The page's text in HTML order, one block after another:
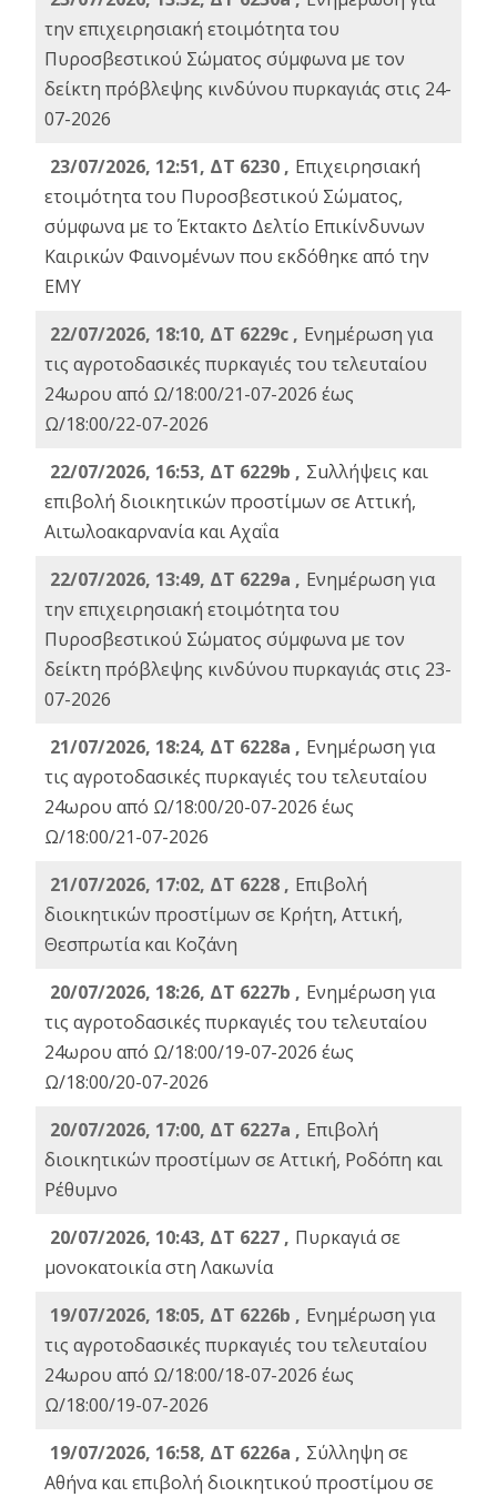
την επιχειρησιακή ετοιμότητα του
Πυροσβεστικού Σώματος σύμφωνα με τον
δείκτη πρόβλεψης κινδύνου πυρκαγιάς στις 24-
07-2026
23/07/2026, 12:51, ΔΤ 6230 , Επιχειρησιακή
ετοιμότητα του Πυροσβεστικού Σώματος,
σύμφωνα με το Έκτακτο Δελτίο Επικίνδυνων
Καιρικών Φαινομένων που εκδόθηκε από την
ΕΜΥ
22/07/2026, 18:10, ΔΤ 6229c , Ενημέρωση για
τις αγροτοδασικές πυρκαγιές του τελευταίου
24ωρου από Ω/18:00/21-07-2026 έως
Ω/18:00/22-07-2026
22/07/2026, 16:53, ΔΤ 6229b , Σuλλήψεις και
επιβολή διοικητικών προστίμων σε Αττική,
Αιτωλοακαρνανία και Αχαΐα
22/07/2026, 13:49, ΔΤ 6229a , Ενημέρωση για
την επιχειρησιακή ετοιμότητα του
Πυροσβεστικού Σώματος σύμφωνα με τον
δείκτη πρόβλεψης κινδύνου πυρκαγιάς στις 23-
07-2026
21/07/2026, 18:24, ΔΤ 6228a , Ενημέρωση για
τις αγροτοδασικές πυρκαγιές του τελευταίου
24ωρου από Ω/18:00/20-07-2026 έως
Ω/18:00/21-07-2026
21/07/2026, 17:02, ΔΤ 6228 , Επιβολή
διοικητικών προστίμων σε Κρήτη, Αττική,
Θεσπρωτία και Κοζάνη
20/07/2026, 18:26, ΔΤ 6227b , Ενημέρωση για
τις αγροτοδασικές πυρκαγιές του τελευταίου
24ωρου από Ω/18:00/19-07-2026 έως
Ω/18:00/20-07-2026
20/07/2026, 17:00, ΔΤ 6227a , Επιβολή
διοικητικών προστίμων σε Αττική, Ροδόπη και
Ρέθυμνο
20/07/2026, 10:43, ΔΤ 6227 , Πυρκαγιά σε
μονοκατοικία στη Λακωνία
19/07/2026, 18:05, ΔΤ 6226b , Ενημέρωση για
τις αγροτοδασικές πυρκαγιές του τελευταίου
24ωρου από Ω/18:00/18-07-2026 έως
Ω/18:00/19-07-2026
19/07/2026, 16:58, ΔΤ 6226a , Σύλληψη σε
Αθήνα και επιβολή διοικητικού προστίμου σε